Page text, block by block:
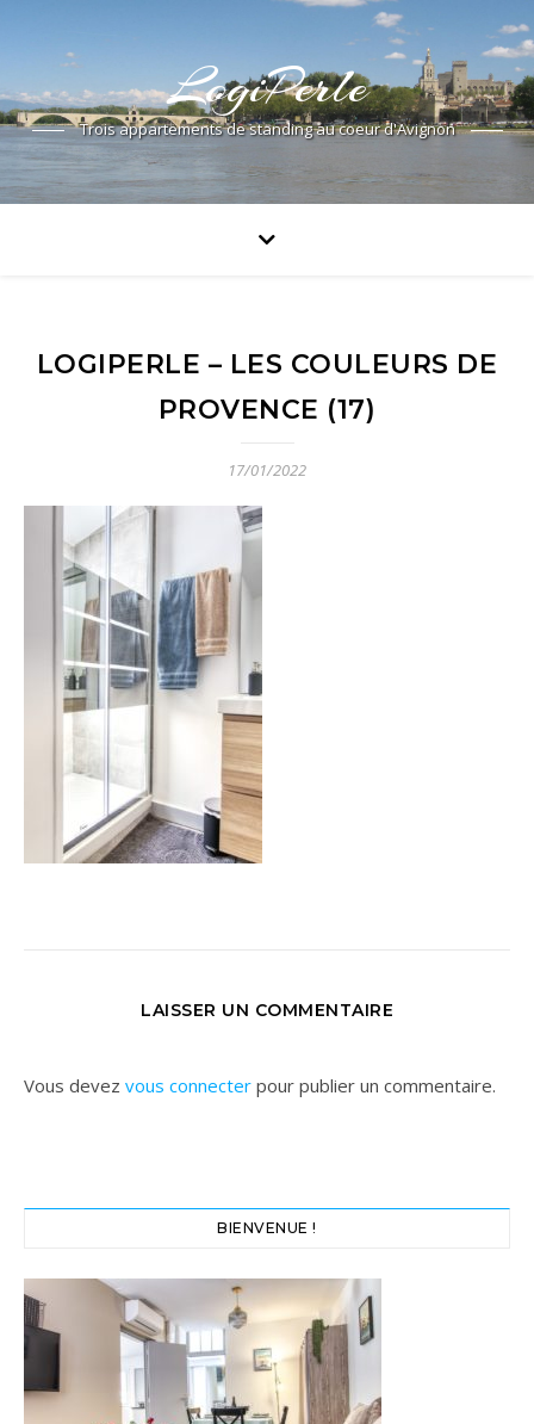
LogiPerle
Trois appartements de standing au coeur d'Avignon
LOGIPERLE – LES COULEURS DE
PROVENCE (17)
17/01/2022
LAISSER UN COMMENTAIRE
Vous devez vous connecter pour publier un commentaire.
BIENVENUE !